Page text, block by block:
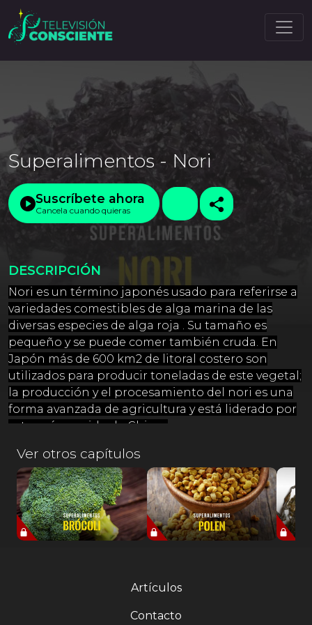
Superalimentos - Nori
Suscríbete ahora
Cancela cuando quieras
DESCRIPCIÓN
Nori es un término japonés usado para referirse a
variedades comestibles de alga marina de las
diversas especies de alga roja . Su tamaño es
pequeño y se puede comer también cruda. En
Japón más de 600 km2 de litoral costero son
utilizados para producir toneladas de este vegetal;
la producción y el procesamiento del nori es una
forma avanzada de agricultura y está liderado por
este paísseguido de China.
Ver otros capítulos
Artículos
Contacto